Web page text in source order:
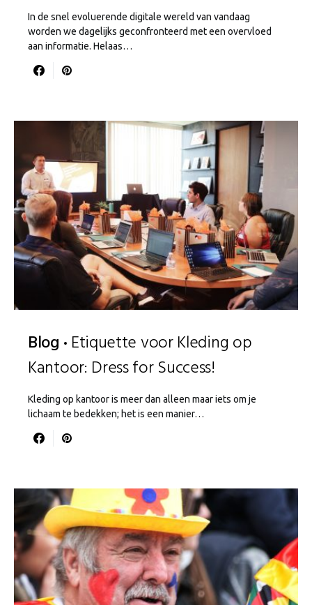
In de snel evoluerende digitale wereld van vandaag
worden we dagelijks geconfronteerd met een overvloed
aan informatie. Helaas…
Blog Etiquette voor Kleding op
Kantoor: Dress for Success!
Kleding op kantoor is meer dan alleen maar iets om je
lichaam te bedekken; het is een manier…